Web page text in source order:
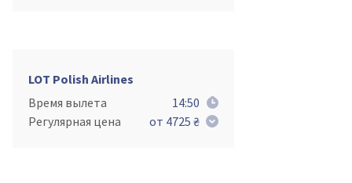
LOT Polish Airlines
Время вылета
14:50
Регулярная цена
от 4725 ₴